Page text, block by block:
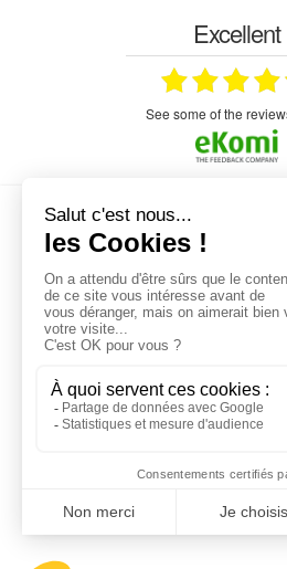
Excellent
see some of the
bonjour commande pompe puit
appel en dehors des heures d
commercial a géré ma
immédiatement un fois le
commande a été valider l
long mais dans l ensemble très
L'EXPERTISE
Depuis 1976, nous
Franceen pompes de
chauffage, suppression,
Nous assurons
dépannage
, tout en